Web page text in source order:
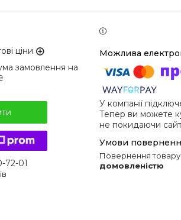
ціни
замовлення на
72-01
У компанії
Тепер ви можете
не покидаючи
повернення
домовленістю